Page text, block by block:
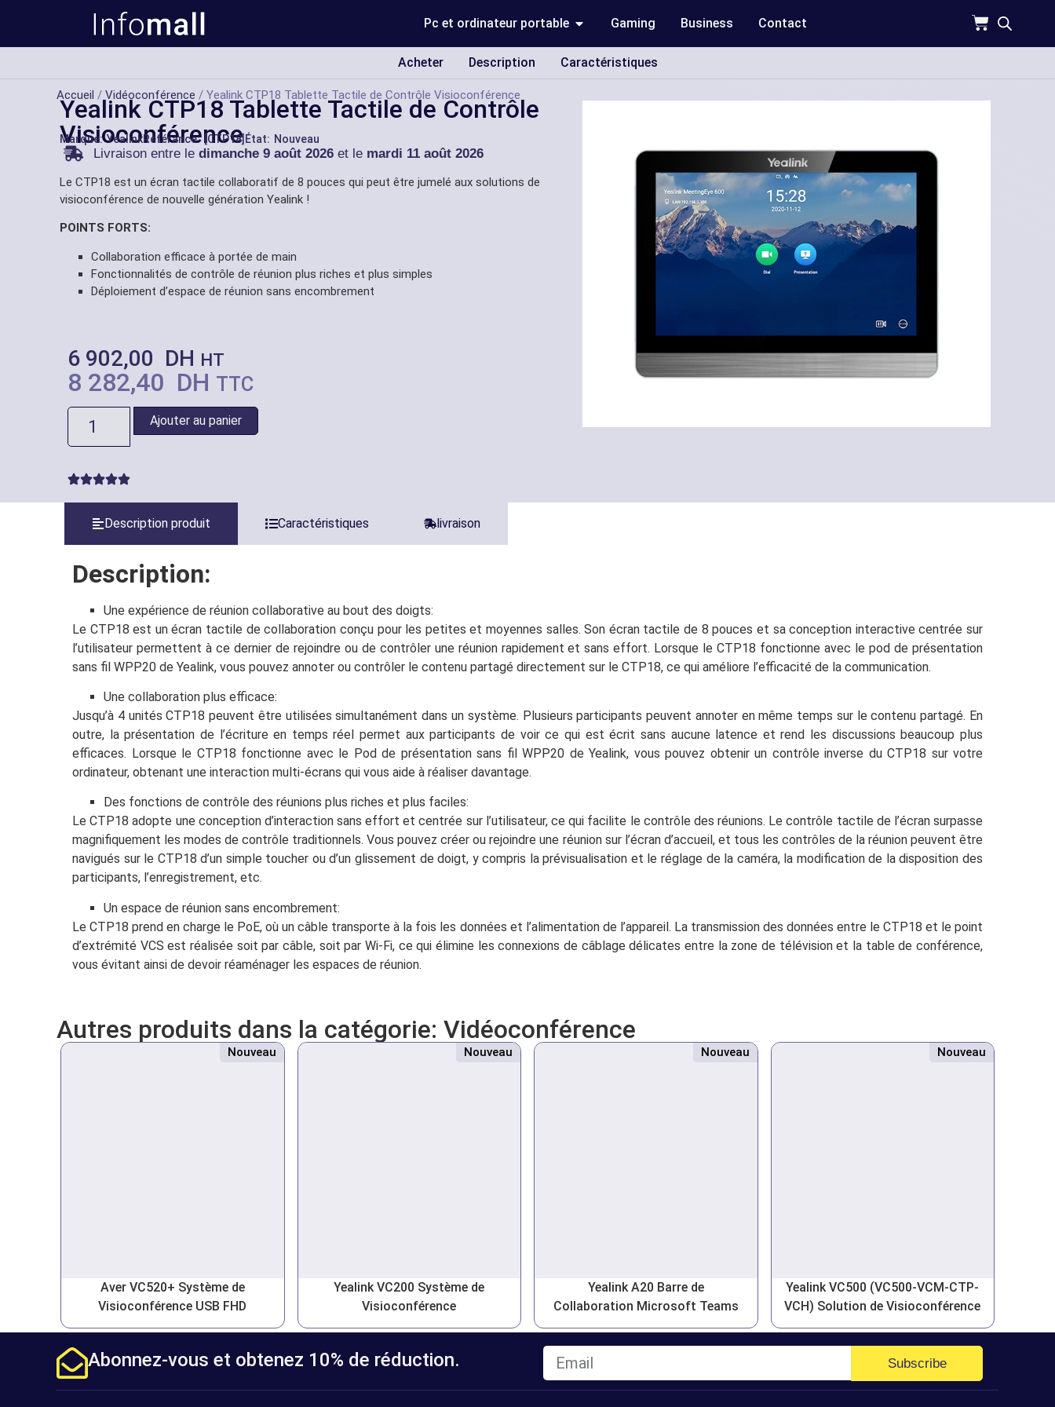
Pc et ordinateur portable Gaming Business Contact
Acheter Description Caractéristiques
Accueil / Vidéoconférence / Yealink CTP18 Tablette Tactile de Contrôle Visioconférence
Yealink CTP18 Tablette Tactile de Contrôle
Visioconférence
Marque:YealinkRéférance: [CTP18] État: Nouveau
Livraison entre ledimanche 9 août 2026 et le mardi 11 août 2026
Le CTP18 est un écran tactile collaboratif de 8 pouces qui peut être jumelé aux solutions de
visioconférence de nouvelle génération Yealink !
POINTS FORTS:
Collaboration efficace à portée de main
Fonctionnalités de contrôle de réunion plus riches et plus simples
Déploiement d’espace de réunion sans encombrement
6 902,00 DH HT
8 282,40 DH TTC
Ajouter au panier
Description produit Caractéristiques livraison
Description:
Une expérience de réunion collaborative au bout des doigts:
Le CTP18 est un écran tactile de collaboration conçu pour les petites et moyennes salles. Son écran tactile de 8 pouces et sa conception interactive centrée sur
l’utilisateur permettent à ce dernier de rejoindre ou de contrôler une réunion rapidement et sans effort. Lorsque le CTP18 fonctionne avec le pod de présentation
sans fil WPP20 de Yealink, vous pouvez annoter ou contrôler le contenu partagé directement sur le CTP18, ce qui améliore l’efficacité de la communication.
Une collaboration plus efficace:
Jusqu’à 4 unités CTP18 peuvent être utilisées simultanément dans un système. Plusieurs participants peuvent annoter en même temps sur le contenu partagé. En
outre, la présentation de l’écriture en temps réel permet aux participants de voir ce qui est écrit sans aucune latence et rend les discussions beaucoup plus
efficaces. Lorsque le CTP18 fonctionne avec le Pod de présentation sans fil WPP20 de Yealink, vous pouvez obtenir un contrôle inverse du CTP18 sur votre
ordinateur, obtenant une interaction multi-écrans qui vous aide à réaliser davantage.
Des fonctions de contrôle des réunions plus riches et plus faciles:
Le CTP18 adopte une conception d’interaction sans effort et centrée sur l’utilisateur, ce qui facilite le contrôle des réunions. Le contrôle tactile de l’écran surpasse
magnifiquement les modes de contrôle traditionnels. Vous pouvez créer ou rejoindre une réunion sur l’écran d’accueil, et tous les contrôles de la réunion peuvent être
navigués sur le CTP18 d’un simple toucher ou d’un glissement de doigt, y compris la prévisualisation et le réglage de la caméra, la modification de la disposition des
participants, l’enregistrement, etc.
Un espace de réunion sans encombrement:
Le CTP18 prend en charge le PoE, où un câble transporte à la fois les données et l’alimentation de l’appareil. La transmission des données entre le CTP18 et le point
d’extrémité VCS est réalisée soit par câble, soit par Wi-Fi, ce qui élimine les connexions de câblage délicates entre la zone de télévision et la table de conférence,
vous évitant ainsi de devoir réaménager les espaces de réunion.
Autres produits dans la catégorie: Vidéoconférence
Nouveau
Aver VC520+ Système de
Visioconférence USB FHD
Nouveau
Yealink VC200 Système de
Visioconférence
Nouveau
Yealink A20 Barre de
Collaboration Microsoft Teams
Nouveau
Yealink VC500 (VC500-VCM-CTP-
VCH) Solution de Visioconférence
Abonnez-vous et obtenez 10% de réduction. Subscribe